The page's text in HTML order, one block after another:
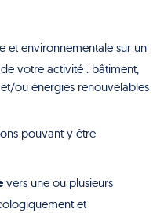
et environnementale sur un
votre activité : bâtiment,
ou énergies renouvelables
pouvant y être
vers une ou plusieurs
et